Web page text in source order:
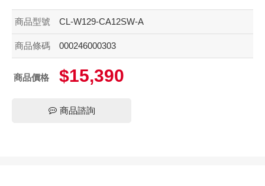
商品型號 CL-W129-CA12SW-A
商品條碼 000246000303
商品價格 $15,390
商品諮詢